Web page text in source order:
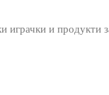
играчки и продукти